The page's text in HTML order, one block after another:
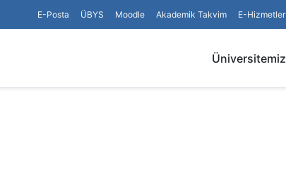
E-Posta ÜBYS Moodle Akademik Takvim E-Hizmetler
Üniversitemiz